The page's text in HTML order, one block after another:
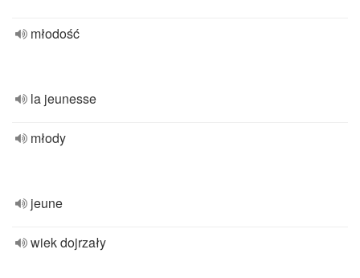
młodość
la jeunesse
młody
jeune
wiek dojrzały